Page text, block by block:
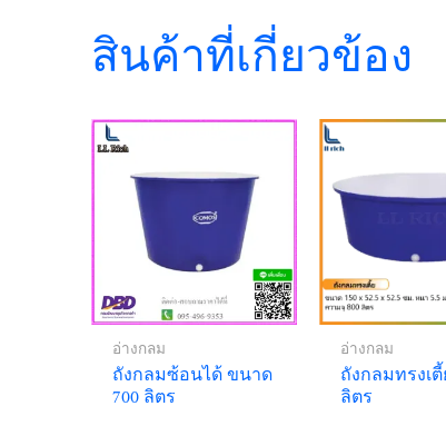
สินค้าที่เกี่ยวข้อง
อ่างกลม
ถังกลมซ้อนได้ ขนาด
700 ลิตร
อ่างกลม
ถังกลมทรงเตี้
ลิตร